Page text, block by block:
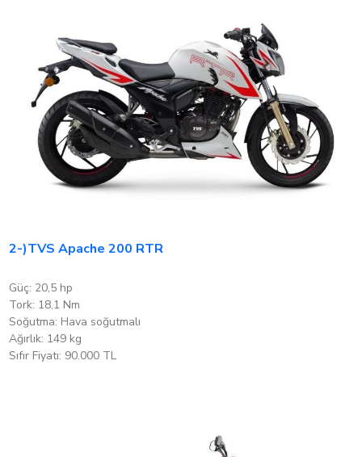
2-)TVS Apache 200 RTR
Güç: 20,5 hp
Tork: 18,1 Nm
Soğutma: Hava soğutmalı
Ağırlık: 149 kg
Sıfır Fiyatı: 90.000 TL